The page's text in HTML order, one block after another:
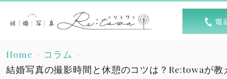
トップ
Top
Home
コラム
結婚写真の撮影時間と休憩のコツは？Re:towaが